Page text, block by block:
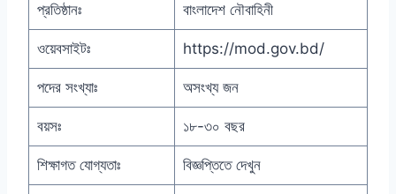
প্রতিষ্ঠানঃ বাংলাদেশ নৌবাহিনী
ওয়েবসাইটঃ https://mod.gov.bd/
পদের সংখ্যাঃ অসংখ্য জন
বয়সঃ ১৮-৩০ বছর
শিক্ষাগত যোগ্যতাঃ বিজ্ঞপ্তিতে দেখুন